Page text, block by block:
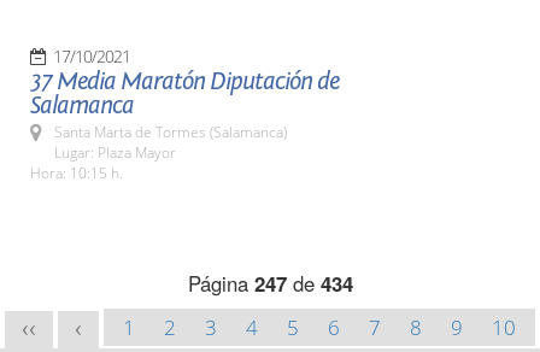
17/10/2021
37 Media Maratón Diputación de
Salamanca
Santa Marta de Tormes (Salamanca)
Lugar: Plaza Mayor
Hora: 10:15 h.
Página 247de 434
<< < 1 2 3 4 5 6 7 8 9
10